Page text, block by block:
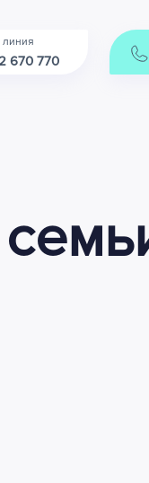
линия
670 770